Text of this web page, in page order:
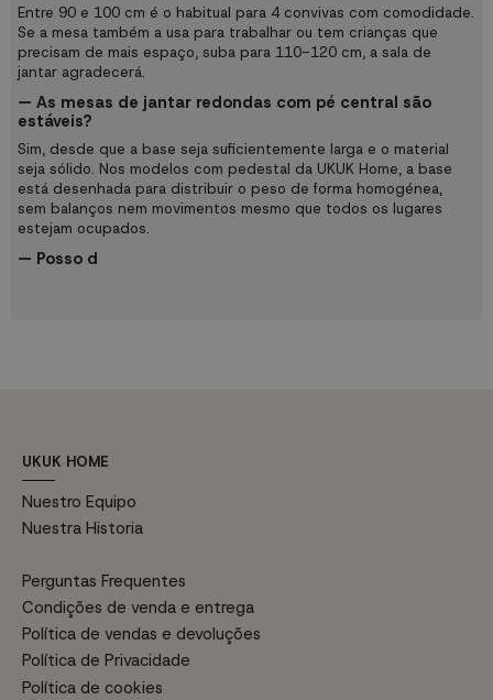
Entre 90 e 100 cm é o habitual para 4 convivas com comodidade.
Se a mesa também a usa para trabalhar ou tem crianças que
precisam de mais espaço, suba para 110-120 cm, a sala de
jantar agradecerá.
— As mesas de jantar redondas com pé central são
estáveis?
Sim, desde que a base seja suficientemente larga e o material
seja sólido. Nos modelos com pedestal da UKUK Home, a base
está desenhada para distribuir o peso de forma homogénea,
sem balanços nem movimentos mesmo que todos os lugares
estejam ocupados.
— Posso d
UKUK HOME
Nuestro Equipo
Nuestra Historia
Perguntas Frequentes
Condições de venda e entrega
Política de vendas e devoluções
Política de Privacidade
Política de cookies